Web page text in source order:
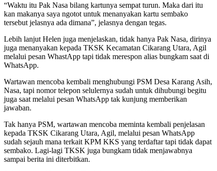
“Waktu itu Pak Nasa bilang kartunya sempat turun. Maka dari itu
kan makanya saya ngotot untuk menanyakan kartu sembako
tersebut jelasnya ada dimana”, jelasnya dengan tegas.
Lebih lanjut Helen juga menjelaskan, tidak hanya Pak Nasa, dirinya
juga menanyakan kepada TKSK Kecamatan Cikarang Utara, Agil
melalui pesan WhastApp tapi tidak merespon alias bungkam saat di
WhatsApp.
Wartawan mencoba kembali menghubungi PSM Desa Karang Asih,
Nasa, tapi nomor telepon selulernya sudah untuk dihubungi begitu
juga saat melalui pesan WhatsApp tak kunjung memberikan
jawaban.
Tak hanya PSM, wartawan mencoba meminta kembali penjelasan
kepada TKSK Cikarang Utara, Agil, melalui pesan WhatsApp
sudah sejauh mana terkait KPM KKS yang terdaftar tapi tidak dapat
sembako. Lagi-lagi TKSK juga bungkam tidak menjawabnya
sampai berita ini diterbitkan.